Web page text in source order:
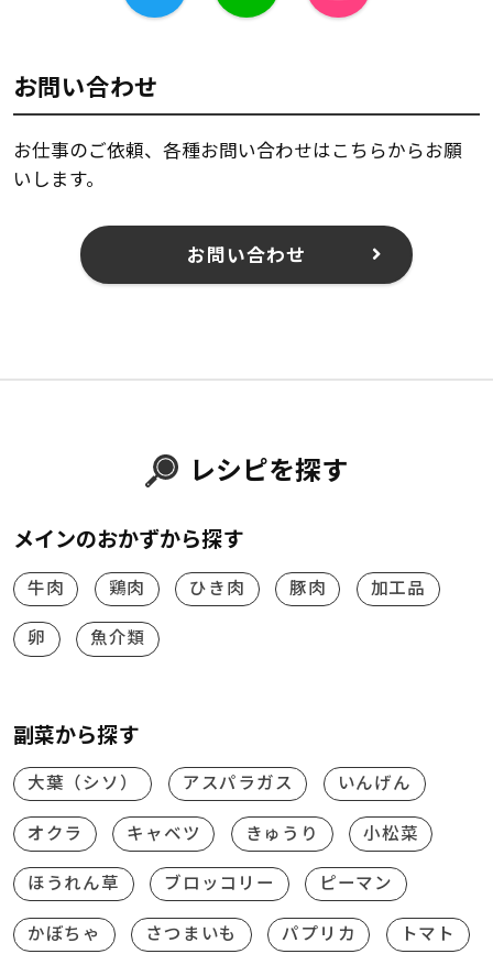
お問い合わせ
お仕事のご依頼、各種お問い合わせはこちらからお願
いします。
お問い合わせ
レシピを探す
メインのおかずから探す
牛肉 鶏肉 ひき肉 豚肉 加工品
卵 魚介類
副菜から探す
大葉（シソ） アスパラガス いんげん
オクラ キャベツ きゅうり 小松菜
ほうれん草 ブロッコリー ピーマン
かぼちゃ さつまいも パプリカ トマト